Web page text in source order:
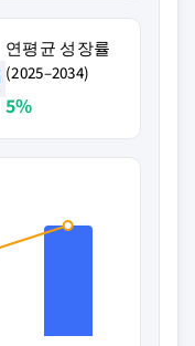
연평균 성장률
(2025–2034)
5%